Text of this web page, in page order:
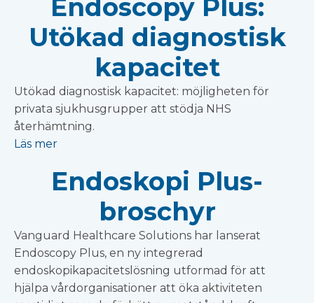
Endoscopy Plus:
Utökad diagnostisk
kapacitet
Utökad diagnostisk kapacitet: möjligheten för
privata sjukhusgrupper att stödja NHS
återhämtning.
Läs mer
Endoskopi Plus-
broschyr
Vanguard Healthcare Solutions har lanserat
Endoscopy Plus, en ny integrerad
endoskopikapacitetslösning utformad för att
hjälpa vårdorganisationer att öka aktiviteten